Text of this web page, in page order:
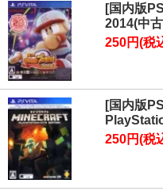
[国内版
2014(中
250円(税
[国内版
250円(税